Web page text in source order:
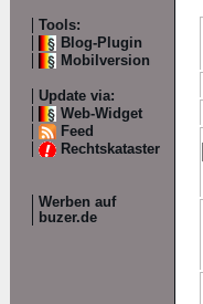
Tools:
Blog-Plugin
Mobilversion
Update via:
Web-Widget
Feed
Rechtskataster
Werben auf
buzer.de